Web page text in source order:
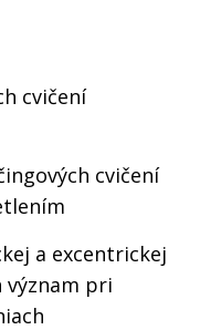
cvičení
cvičení
a excentrickej
význam pri